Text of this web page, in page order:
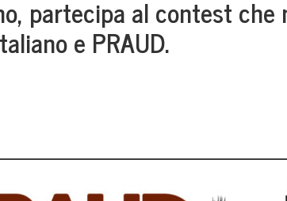
partecipa al contest
e PRAUD.